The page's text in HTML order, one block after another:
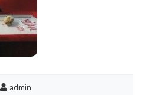
admin